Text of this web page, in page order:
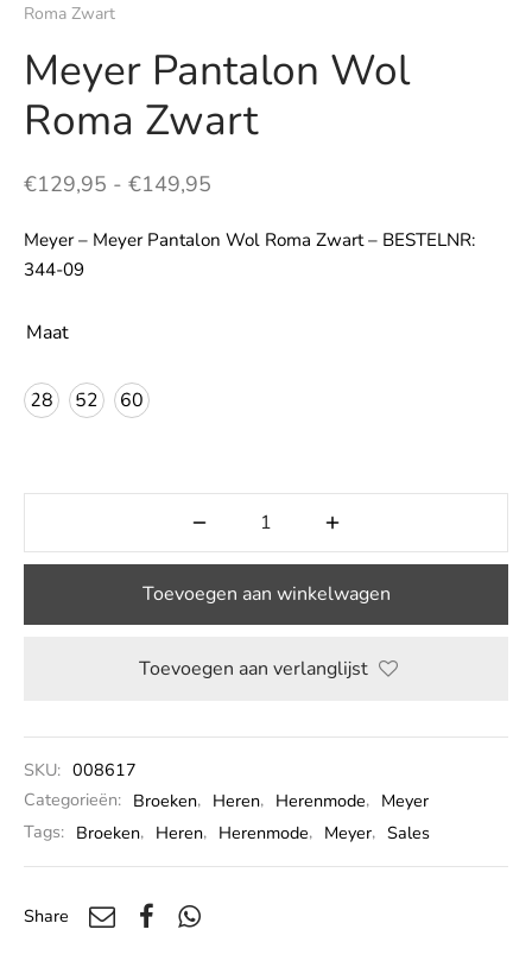
Roma Zwart
Meyer Pantalon Wol
Roma Zwart
€129,95 - €149,95
tot
Meyer – Meyer Pantalon Wol Roma Zwart – BESTELNR:
344-09
Maat
28 52 60
Toevoegen aan winkelwagen
Toevoegen aan verlanglijst
SKU: 008617
Categorieën: Broeken, Heren, Herenmode, Meyer
Tags: Broeken, Heren, Herenmode, Meyer, Sales
Share